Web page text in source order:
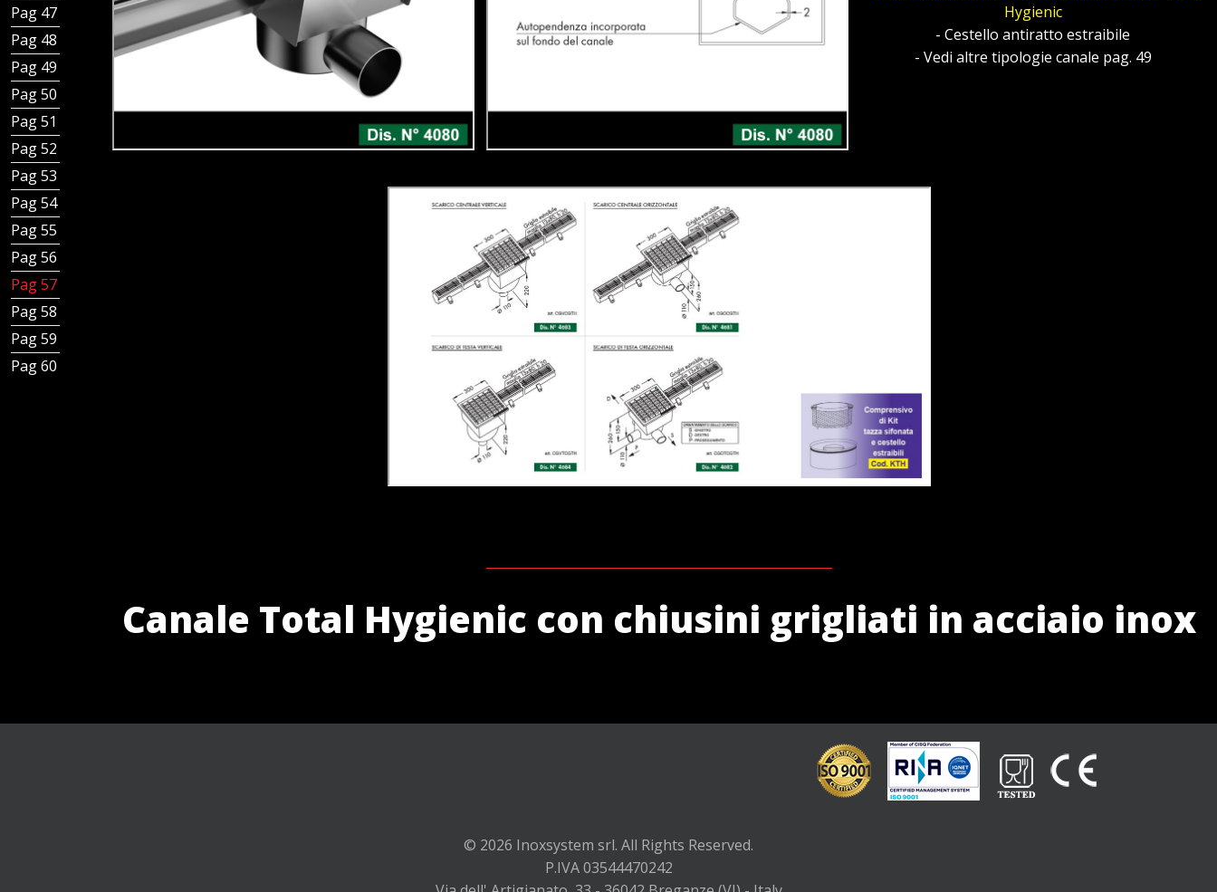
Pag 47 - Chiusini a griglia Total Hygienic con tazza
Pag 48 - Canale Total Hygienic componibile
Pag 49 - Canale Total Hygienic con griglia
Pag 50 - Griglie per Canale Total Hygienic
Pag 51 - Griglie Design Canale Total Hygienic
Pag 52 - Chiusini in piastra con innesto canale
Pag 53 - Chiusini piastra con tazza e innesto canale
Pag 54 - Chiusini a griglia con tubo e innesto canale
Pag 55 - Chiusini a griglia con tazza e innesto canale
Pag 56 - Canale Total Hygienic con chiusini piastra
Pag 57 - Canale Total Hygienic con chiusini grigliati
Pag 58 - Canale Total Hygienic a fessura
Pag 59 - Canale Total Hygienic grigliati
Pag 60 - Copertina
Hygienic
- Cestello antiratto estraibile
- Vedi altre tipologie canale pag. 49
Canale Total Hygienic con chiusini grigliati in acciaio inox
© 2026 Inoxsystem srl. All Rights Reserved.
P.IVA 03544470242